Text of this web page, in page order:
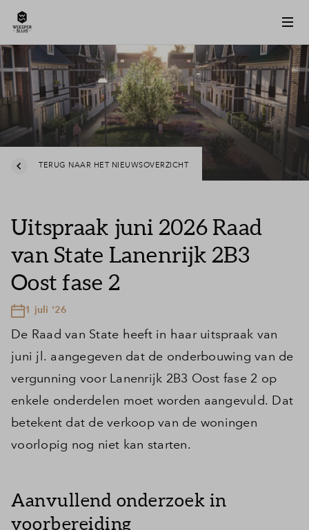
TERUG NAAR HET NIEUWSOVERZICHT
Uitspraak juni 2026 Raad
van State Lanenrijk 2B3
Oost fase 2
1 juli '26
De Raad van State heeft in haar uitspraak van
juni jl. aangegeven dat de onderbouwing van de
vergunning voor Lanenrijk 2B3 Oost fase 2 op
enkele onderdelen moet worden aangevuld. Dat
betekent dat de verkoop van de woningen
voorlopig nog niet kan starten.
Aanvullend onderzoek in
voorbereiding